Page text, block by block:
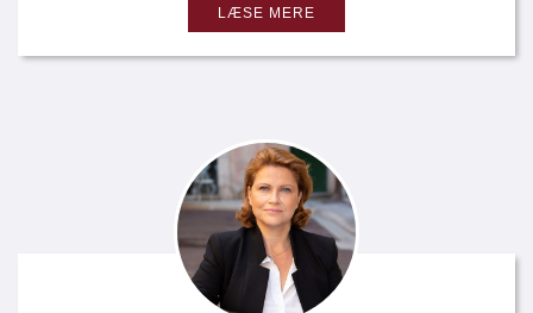
LÆSE MERE